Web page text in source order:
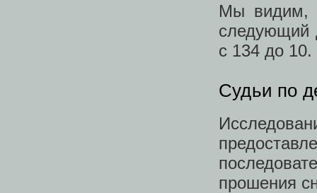
Мы видим,
следующий
с 134 до 10.
Судьи по
прошения